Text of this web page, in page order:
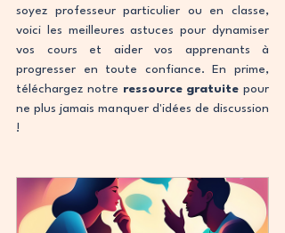
soyez professeur particulier ou en classe,
voici les meilleures astuces pour dynamiser
vos cours et aider vos apprenants à
progresser en toute confiance. En prime,
téléchargez notre ressource gratuite pour
ne plus jamais manquer d'idées de discussion
!